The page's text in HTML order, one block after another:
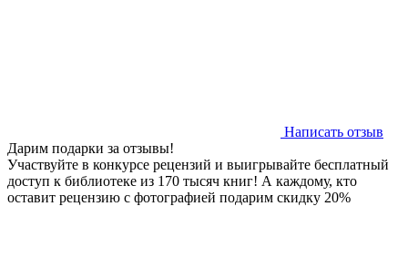
Написать отзыв
Дарим подарки за отзывы!
Участвуйте в конкурсе рецензий и выигрывайте бесплатный
доступ к библиотеке из 170 тысяч книг! А каждому, кто
оставит рецензию с фотографией подарим скидку 20%